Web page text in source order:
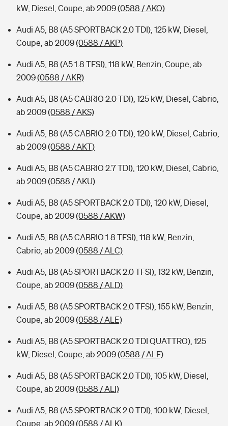
kW, Diesel, Coupe, ab 2009(0588 / AKO)
Audi A5, B8 (A5 SPORTBACK 2.0 TDI), 125 kW, Diesel,
Coupe, ab 2009(0588 / AKP)
Audi A5, B8 (A5 1.8 TFSI), 118 kW, Benzin, Coupe, ab
2009(0588 / AKR)
Audi A5, B8 (A5 CABRIO 2.0 TDI), 125 kW, Diesel, Cabrio,
ab 2009(0588 / AKS)
Audi A5, B8 (A5 CABRIO 2.0 TDI), 120 kW, Diesel, Cabrio,
ab 2009(0588 / AKT)
Audi A5, B8 (A5 CABRIO 2.7 TDI), 120 kW, Diesel, Cabrio,
ab 2009(0588 / AKU)
Audi A5, B8 (A5 SPORTBACK 2.0 TDI), 120 kW, Diesel,
Coupe, ab 2009(0588 / AKW)
Audi A5, B8 (A5 CABRIO 1.8 TFSI), 118 kW, Benzin,
Cabrio, ab 2009(0588 / ALC)
Audi A5, B8 (A5 SPORTBACK 2.0 TFSI), 132 kW, Benzin,
Coupe, ab 2009(0588 / ALD)
Audi A5, B8 (A5 SPORTBACK 2.0 TFSI), 155 kW, Benzin,
Coupe, ab 2009(0588 / ALE)
Audi A5, B8 (A5 SPORTBACK 2.0 TDI QUATTRO), 125
kW, Diesel, Coupe, ab 2009(0588 / ALF)
Audi A5, B8 (A5 SPORTBACK 2.0 TDI), 105 kW, Diesel,
Coupe, ab 2009(0588 / ALI)
Audi A5, B8 (A5 SPORTBACK 2.0 TDI), 100 kW, Diesel,
Coupe, ab 2009(0588 / ALK)